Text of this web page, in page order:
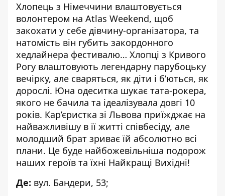
Хлопець з Німеччини влаштовується
волонтером на Atlas Weekend, щоб
закохати у себе дівчину-організатора, та
натомість він губить закордонного
хедлайнера фестивалю… Хлопці з Кривого
Рогу влаштовують легендарну парубоцьку
вечірку, але сваряться, як діти і б’ються, як
дорослі. Юна одеситка шукає тата-рокера,
якого не бачила та ідеалізувала довгі 10
років. Кар’єристка зі Львова приїжджає на
найважливішу в її житті співбесіду, але
молодший брат зриває їй абсолютно всі
плани. Це буде найбожевільніша подорож
наших героїв та їхні Найкращі Вихідні!
Де: вул. Бандери, 53;